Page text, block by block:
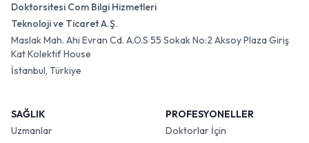
Doktorsitesi Com Bilgi Hizmetleri
Teknoloji ve Ticaret A.Ş.
Maslak Mah. Ahi Evran Cd. A.O.S 55 Sokak No:2 Aksoy Plaza Giriş
Kat Kolektif House
İstanbul, Türkiye
SAĞLIK
Uzmanlar
PROFESYONELLER
Doktorlar İçin